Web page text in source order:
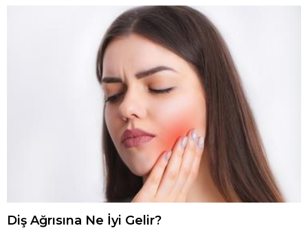
Diş Ağrısına Ne İyi Gelir?